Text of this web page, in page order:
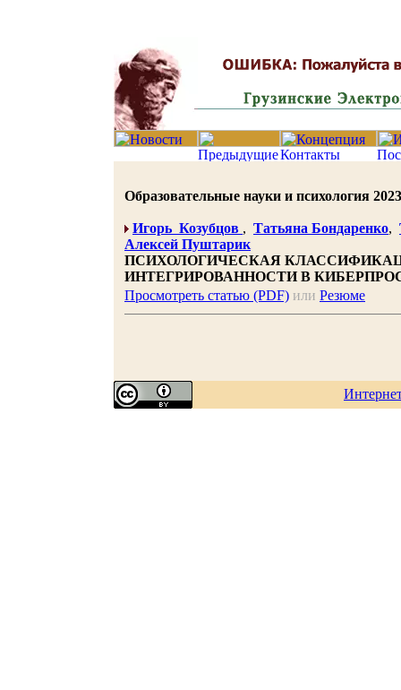
Образовательные науки и психология
Игорь Козубцов , Татьяна Бондаренко,
Алексей Пуштарик
ПСИХОЛОГИЧЕСКАЯ
ИНТЕГРИРОВАННОСТИ В
Просмотреть статью (PDF) или Резюме